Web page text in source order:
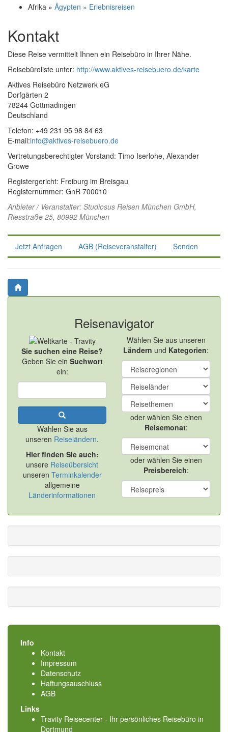
Afrika » Ägypten » Erlebnisreisen
Kontakt
Diese Reise vermittelt Ihnen ein Reisebüro in Ihrer Nähe.
Reisebüroliste unter: http://www.aktives-reisebuero.de/karte
Aktives Reisebüro Netzwerk eG
Dorfgärten 2
78244 Gottmadingen
Deutschland
Telefon: +49 231 95 98 84 63
E-mail:info@aktives-reisebuero.de
Vertretungsberechtigter Vorstand: Timo Iserlohe, Alexander
Growe
Registergericht: Freiburg im Breisgau
Registernummer: GnR 700010
Anbieter / Veranstalter: Studiosus Reisen München GmbH,
Riesstraße 25, 80992 München
Jetzt Anfragen AGB (Reiseveranstalter) Senden
Reisenavigator
Sie suchen eine Reise?
Geben Sie ein Suchwort
ein:
Wählen Sie aus
unseren Reiseländern.
Hier finden Sie auch:
unsere Reiseübersicht
unseren Terminkalender
allgemeine
Länderinformationen
Wählen Sie aus unseren
Ländern und Kategorien:
oder wählen Sie einen
Reisemonat:
oder wählen Sie einen
Preisbereich:
Info
Kontakt
Impressum
Datenschutz
Haftungsauschluss
AGB
Links
Travity Reisecenter - Ihr persönliches Reisebüro in
Dortmund